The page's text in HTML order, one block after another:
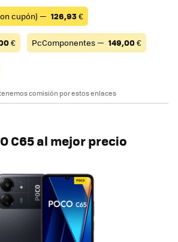
cupón) — 126,93€
€ PcComponentes — 149,00€
comisión por estos enlaces
C65 al mejor precio